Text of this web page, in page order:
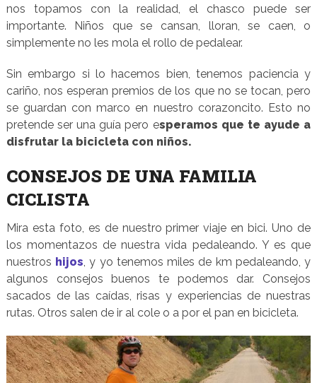
nos topamos con la realidad, el chasco puede ser
importante. Niños que se cansan, lloran, se caen, o
simplemente no les mola el rollo de pedalear.
Sin embargo si lo hacemos bien, tenemos paciencia y
cariño, nos esperan premios de los que no se tocan, pero
se guardan con marco en nuestro corazoncito. Esto no
pretende ser una guía pero esperamos que te ayude a
disfrutar la bicicleta con niños.
CONSEJOS DE UNA FAMILIA
CICLISTA
Mira esta foto, es de nuestro primer viaje en bici. Uno de
los momentazos de nuestra vida pedaleando. Y es que
nuestros hijos , y yo tenemos miles de km pedaleando, y
algunos consejos buenos te podemos dar. Consejos
sacados de las caídas, risas y experiencias de nuestras
rutas. Otros salen de ir al cole o a por el pan en bicicleta.